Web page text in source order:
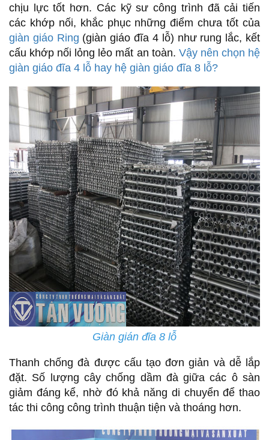
chịu lực tốt hơn. Các kỹ sư công trình đã cải tiến
các khớp nối, khắc phục những điểm chưa tốt của
giàn giáo Ring (giàn giáo đĩa 4 lỗ) như rung lắc, kết
cấu khớp nối lỏng lẻo mất an toàn. Vậy nên chọn hệ
giàn giáo đĩa 4 lỗ hay hệ giàn giáo đĩa 8 lỗ?
Giàn gián đĩa 8 lỗ
Thanh chống đà được cấu tạo đơn giản và dễ lắp
đặt. Số lượng cây chống dầm đà giữa các ô sàn
giảm đáng kể, nhờ đó khả năng di chuyển để thao
tác thi công công trình thuận tiện và thoáng hơn.